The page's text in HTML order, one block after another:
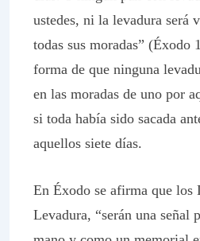
ustedes, ni la levadura será
todas sus moradas” (Éxodo
forma de que ninguna
en las moradas de uno por
si toda había sido sacada
aquellos siete días.
En Éxodo se afirma que los
Levadura, “serán una señal